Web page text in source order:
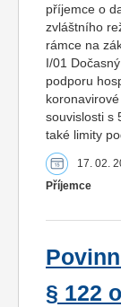
příjemce o
zvláštního
rámce na
I/01
podporu
souvislosti s
také limity
17. 02.
Příjemce
§ 122